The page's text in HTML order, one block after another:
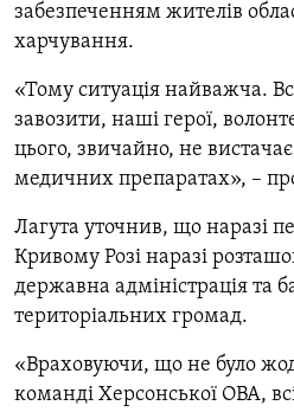
забезпеченням жителів
харчування.
«Тому ситуація найважча.
завозити, наші герої,
цього, звичайно, не
медичних препаратах», –
Лагута уточнив, що наразі
Кривому Розі наразі
державна адміністрація та
територіальних громад.
«Враховуючи, що не було
команді Херсонської ОВА,